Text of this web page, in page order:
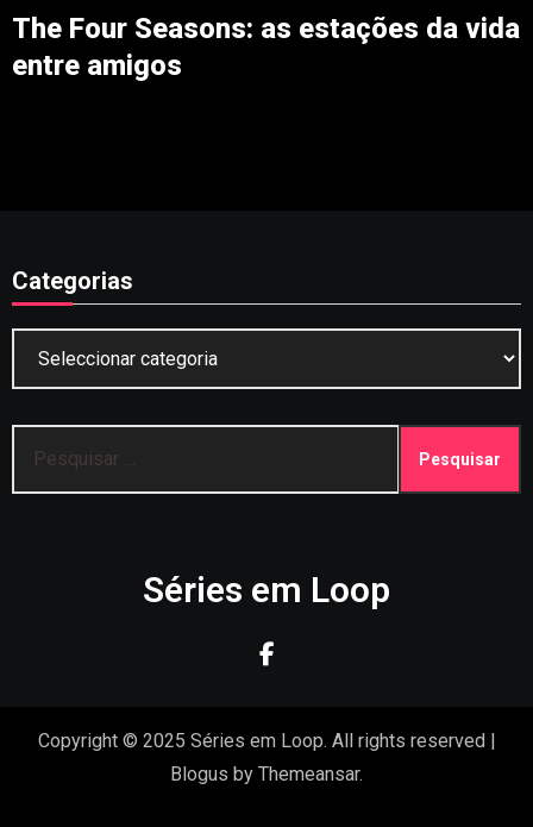
The Four Seasons: as estações da vida
entre amigos
Categorias
por:
Séries em Loop
Copyright © 2025 Séries em Loop. All rights reserved |
Blogus by Themeansar.